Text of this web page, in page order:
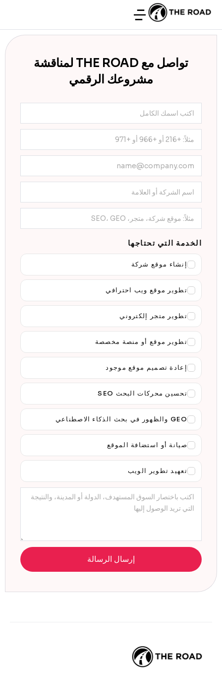
تواصل مع THE ROAD لمناقشة
مشروعك الرقمي
الخدمة التي تحتاجها
إنشاء موقع شركة
تطوير موقع ويب احترافي
تطوير متجر إلكتروني
تطوير موقع أو منصة مخصصة
إعادة تصميم موقع موجود
تحسين محركات البحث SEO
GEO والظهور في بحث الذكاء الاصطناعي
صيانة أو استضافة الموقع
تعهيد تطوير الويب
إرسال الرسالة